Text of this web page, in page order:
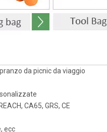
da picnic da viaggio
CA65, GRS, CE
ecc